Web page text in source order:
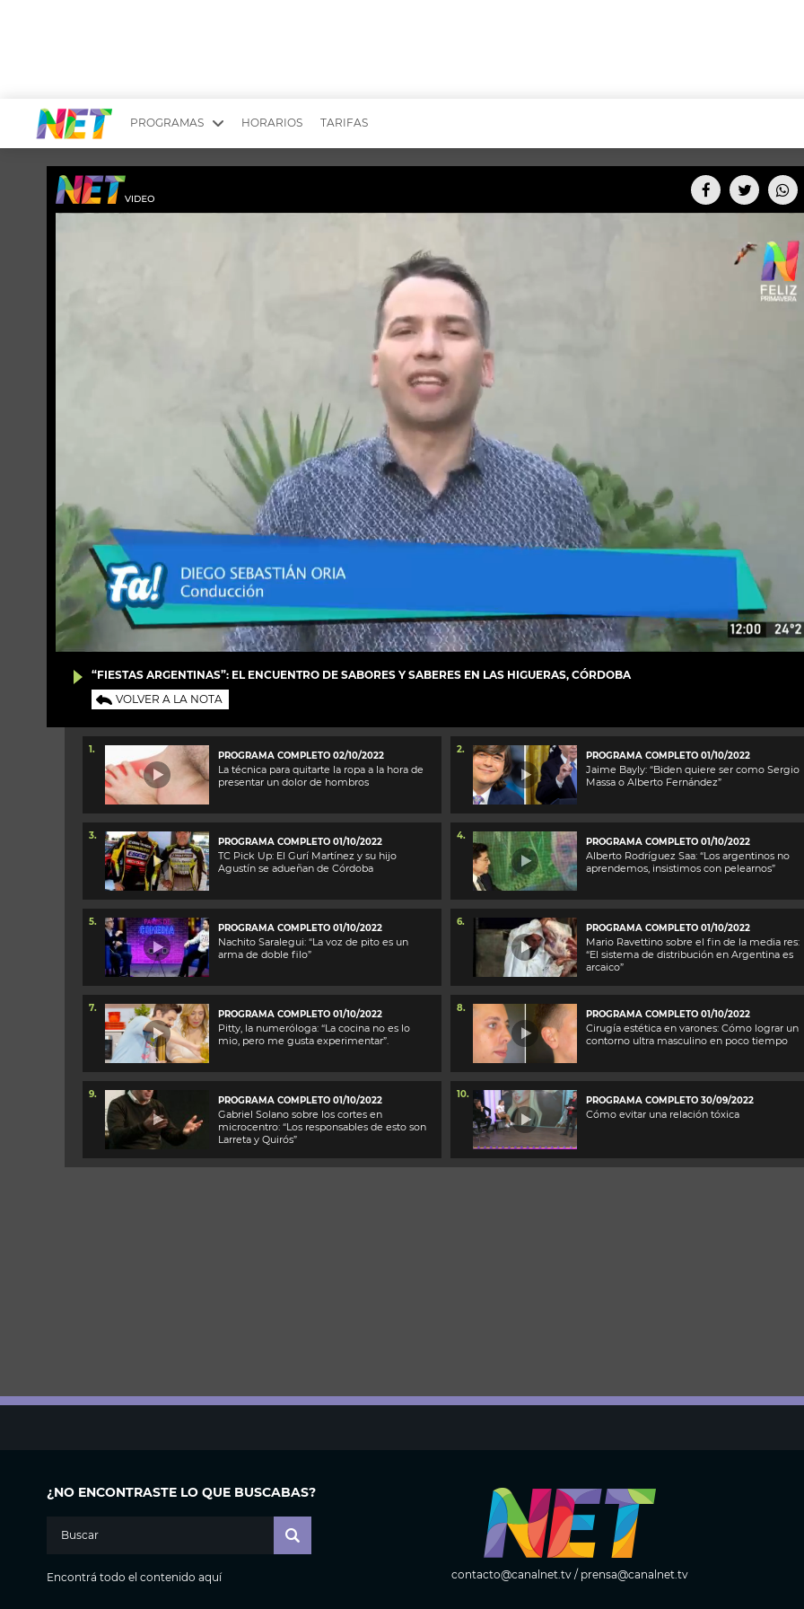
PROGRAMAS
YUYITO A LA TARDE DR. BEAUTY
ARGENTINOS X ARGENTINA
ESTÉTICA 360 TV
CARAS Y NEGOCIOS
SCOUTING PARA UN CAMBIO
INTELEXIS TV
HAIR RECOVERY
CINE NET
TODOS PODEMOS
PARES DE COMEDIA
FIESTAS ARGENTINAS
BELLEZA FASHION
HORARIOS TARIFAS
“FIESTAS ARGENTINAS”: EL ENCUENTRO DE SABORES Y SABERES EN LAS HIGUERAS, CÓRDOBA
VOLVER A LA NOTA
1.
PROGRAMA COMPLETO 02/10/2022
La técnica para quitarte la ropa a la hora de
presentar un dolor de hombros
2.
PROGRAMA COMPLETO 01/10/2022
Jaime Bayly: “Biden quiere ser como Sergio
Massa o Alberto Fernández”
3.
PROGRAMA COMPLETO 01/10/2022
TC Pick Up: El Gurí Martínez y su hijo
Agustín se adueñan de Córdoba
4.
PROGRAMA COMPLETO 01/10/2022
Alberto Rodríguez Saa: “Los argentinos no
aprendemos, insistimos con pelearnos”
5.
PROGRAMA COMPLETO 01/10/2022
Nachito Saralegui: “La voz de pito es un
arma de doble filo”
6.
PROGRAMA COMPLETO 01/10/2022
Mario Ravettino sobre el fin de la media res:
“El sistema de distribución en Argentina es
arcaico”
7.
PROGRAMA COMPLETO 01/10/2022
Pitty, la numeróloga: “La cocina no es lo
mio, pero me gusta experimentar”.
8.
PROGRAMA COMPLETO 01/10/2022
Cirugía estética en varones: Cómo lograr un
contorno ultra masculino en poco tiempo
9.
PROGRAMA COMPLETO 01/10/2022
Gabriel Solano sobre los cortes en
microcentro: “Los responsables de esto son
Larreta y Quirós”
10.
PROGRAMA COMPLETO 30/09/2022
Cómo evitar una relación tóxica
¿NO ENCONTRASTE LO QUE BUSCABAS?
Encontrá todo el contenido aquí contacto@canalnet.tv/ prensa@canalnet.tv